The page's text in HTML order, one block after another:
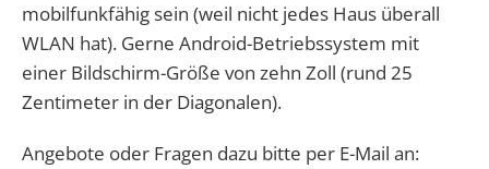
mobilfunkfähig sein (weil nicht jedes Haus überall
WLAN hat). Gerne Android-Betriebssystem mit
einer Bildschirm-Größe von zehn Zoll (rund 25
Zentimeter in der Diagonalen).
Angebote oder Fragen dazu bitte per E-Mail an: